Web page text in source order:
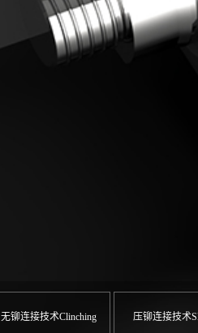
无铆连接技术Clinching 压铆连接技术